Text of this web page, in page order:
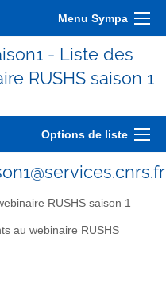
Menu Sympa
- Liste des
RUSHS saison 1
Options de liste
RUSHS saison 1
au webinaire RUSHS